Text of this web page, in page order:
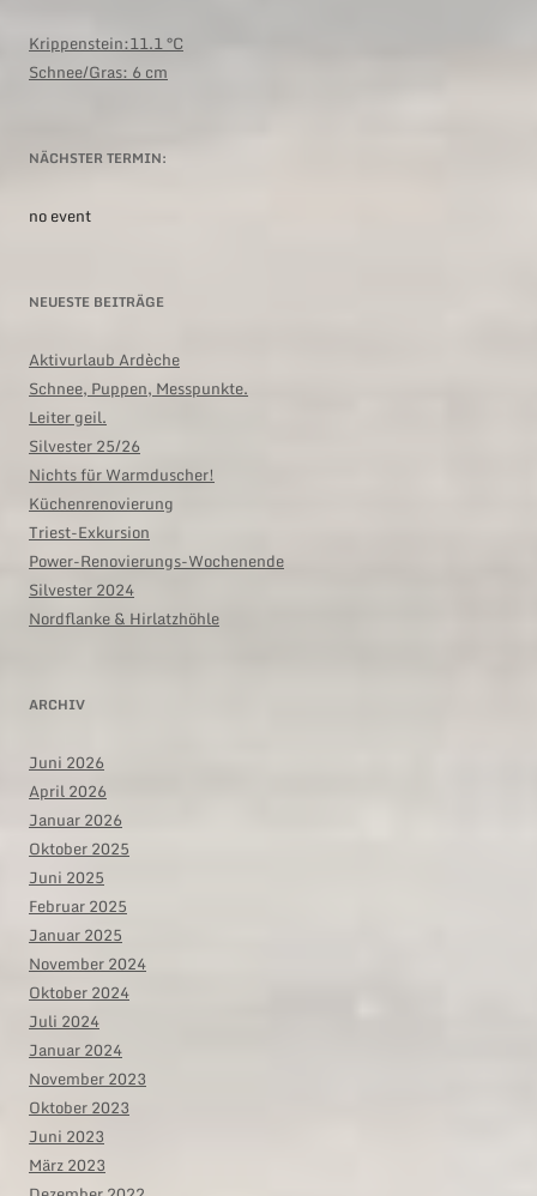
Krippenstein:11.1 °C
Schnee/Gras: 6 cm
NÄCHSTER TERMIN:
no event
NEUESTE BEITRÄGE
Aktivurlaub Ardèche
Schnee, Puppen, Messpunkte.
Leiter geil.
Silvester 25/26
Nichts für Warmduscher!
Küchenrenovierung
Triest-Exkursion
Power-Renovierungs-Wochenende
Silvester 2024
Nordflanke & Hirlatzhöhle
ARCHIV
Juni 2026
April 2026
Januar 2026
Oktober 2025
Juni 2025
Februar 2025
Januar 2025
November 2024
Oktober 2024
Juli 2024
Januar 2024
November 2023
Oktober 2023
Juni 2023
März 2023